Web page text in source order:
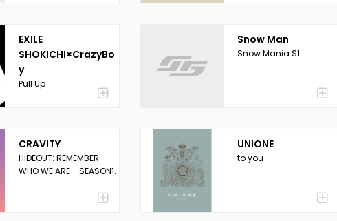
EXILE
SHOKICHI×CrazyBo
y
Pull Up
Snow Man
Snow Mania S1
CRAVITY
HIDEOUT: REMEMBER
WHO WE ARE - SEASON1.
UNIONE
to you